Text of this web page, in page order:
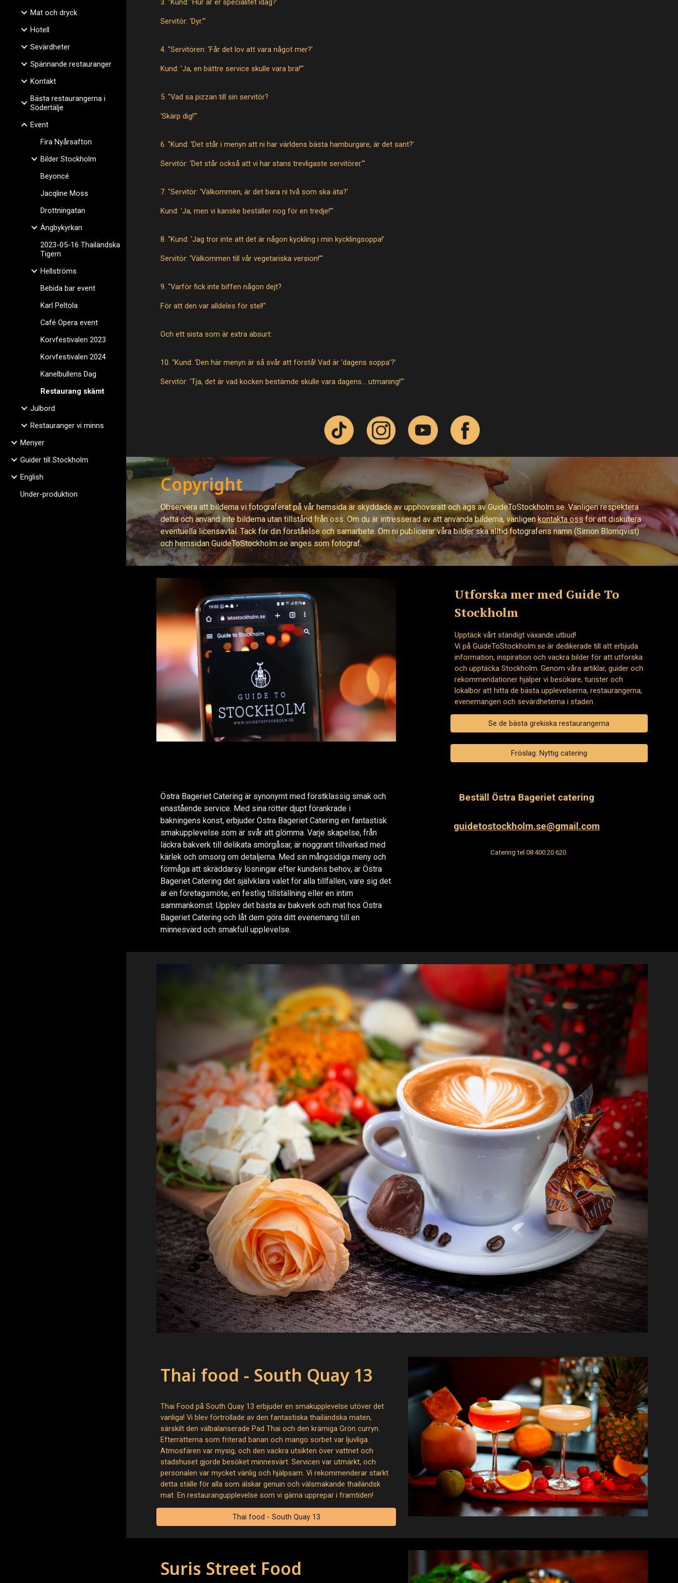
Mat och dryck
Hotell
Sevärdheter
Spännande restauranger
Kontakt
Bästa restaurangerna i
Södertälje
Event
Fira Nyårsafton
Bilder Stockholm
Beyoncé
Jacqline Moss
Drottningatan
Ängbykyrkan
2023-05-16 Thailändska
Tigern
Hellströms
Bebida bar event
Karl Peltola
Café Opera event
Korvfestivalen 2023
Korvfestivalen 2024
Kanelbullens Dag
Restaurang skämt
Julbord
Restauranger vi minns
Menyer
Guider till Stockholm
English
Under-produktion
3. "Kund: ‘Hur är er specialitet idag?’
Servitör: ‘Dyr.’"
4. "Servitören: ‘Får det lov att vara något mer?’
Kund: ‘Ja, en bättre service skulle vara bra!’"
5. "Vad sa pizzan till sin servitör?
‘Skärp dig!’"
6. "Kund: ‘Det står i menyn att ni har världens bästa hamburgare, är det sant?’
Servitör: ‘Det står också att vi har stans trevligaste servitörer.’"
7. "Servitör: ‘Välkommen, är det bara ni två som ska äta?’
Kund: ‘Ja, men vi kanske beställer nog för en tredje!’"
8. "Kund: ‘Jag tror inte att det är någon kyckling i min kycklingsoppa!’
Servitör: ‘Välkommen till vår vegetariska version!’"
9. "Varför fick inte biffen någon dejt?
För att den var alldeles för stel!"
Och ett sista som är extra absurt:
10. "Kund: ‘Den här menyn är så svår att förstå! Vad är ‘dagens soppa’?’
Servitör: ‘Tja, det är vad kocken bestämde skulle vara dagens… utmaning!’"
Copyright
Observera att bilderna vi fotograferat på vår hemsida är skyddade av upphovsrätt och ägs av GuideToStockholm.se. Vänligen respektera
detta och använd inte bilderna utan tillstånd från oss. Om du är intresserad av att använda bilderna, vänligenkontakta ossför att diskutera
eventuella licensavtal. Tack för din förståelse och samarbete. Om ni publicerar våra bilder ska alltid fotografens namn (Simon Blomqvist)
och hemsidan GuideToStockholm.se anges som fotograf.
Utforska mer med Guide To
Stockholm
Upptäck vårt ständigt växande utbud!
Vi på GuideToStockholm.se är dedikerade till att erbjuda
information, inspiration och vackra bilder för att utforska
och upptäcka Stockholm. Genom våra artiklar, guider och
rekommendationer hjälper vi besökare, turister och
lokalbor att hitta de bästa upplevelserna, restaurangerna,
evenemangen och sevärdheterna i staden.
Se de bästa grekiska restaurangerna
Fröslag: Nyttig catering
Östra Bageriet Catering är synonymt med förstklassig smak och
enastående service. Med sina rötter djupt förankrade i
bakningens konst, erbjuder Östra Bageriet Catering en fantastisk
smakupplevelse som är svår att glömma. Varje skapelse, från
läckra bakverk till delikata smörgåsar, är noggrant tillverkad med
kärlek och omsorg om detaljerna. Med sin mångsidiga meny och
förmåga att skräddarsy lösningar efter kundens behov, är Östra
Bageriet Catering det självklara valet för alla tillfällen, vare sig det
är en företagsmöte, en festlig tillställning eller en intim
sammankomst. Upplev det bästa av bakverk och mat hos Östra
Bageriet Catering och låt dem göra ditt evenemang till en
minnesvärd och smakfull upplevelse.
Beställ Östra Bageriet catering
guidetostockholm.se@gmail.com
Catering tel 08 400 20 620
Thai food - South Quay 13
Thai Food på South Quay 13 erbjuder en smakupplevelse utöver det
vanliga! Vi blev förtrollade av den fantastiska thailändska maten,
särskilt den välbalanserade Pad Thai och den krämiga Grön curryn.
Efterrätterna som friterad banan och mango sorbet var ljuvliga.
Atmosfären var mysig, och den vackra utsikten över vattnet och
stadshuset gjorde besöket minnesvärt. Servicen var utmärkt, och
personalen var mycket vänlig och hjälpsam. Vi rekommenderar starkt
detta ställe för alla som älskar genuin och välsmakande thailändsk
mat. En restaurangupplevelse som vi gärna upprepar i framtiden!
Thai food - South Quay 13
Suris Street Food